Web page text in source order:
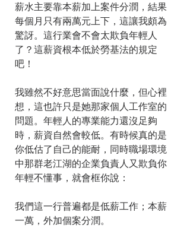
薪水主要靠本薪加上案件分潤，結果
每個月只有兩萬元上下，這讓我頗為
驚訝。這行業會不會太欺負年輕人
了？這薪資根本低於勞基法的規定
吧！
我雖然不好意思當面說什麼，但心裡
想，這也許只是她那家個人工作室的
問題。年輕人的專業能力還沒足夠
時，薪資自然會較低。有時候真的是
你低估了自己的能耐，同時職場環境
中那群老江湖的企業負責人又欺負你
年輕不懂事，就會框你說：
我們這一行普遍都是低薪工作；本薪
一萬，外加個案分潤。